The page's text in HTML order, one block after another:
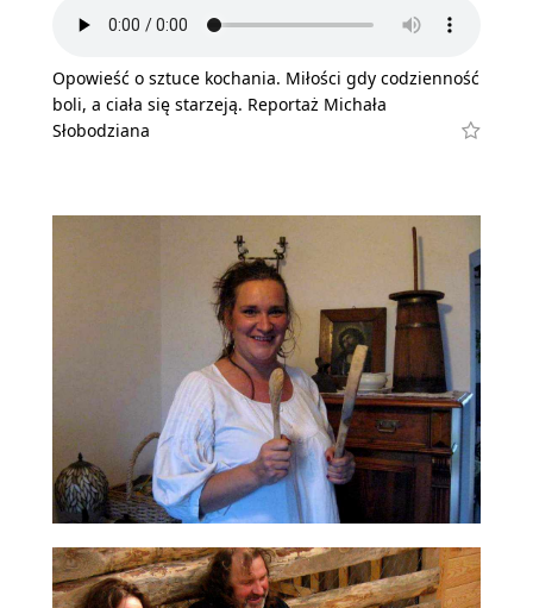
Opowieść o sztuce kochania. Miłości gdy codzienność
boli, a ciała się starzeją. Reportaż Michała
Słobodziana